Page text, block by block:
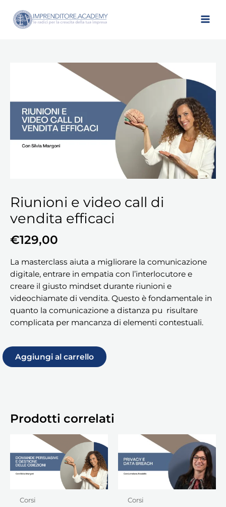
contenuto
Riunioni e video call di
vendita efficaci
€129,00
La masterclass aiuta a migliorare la comunicazione
digitale, entrare in empatia con l’interlocutore e
creare il giusto mindset durante riunioni e
videochiamate di vendita. Questo è fondamentale in
quanto la comunicazione a distanza pu risultare
complicata per mancanza di elementi contestuali.
call
vendita
efficaci
Aggiungi al carrello
Prodotti correlati
Corsi Corsi